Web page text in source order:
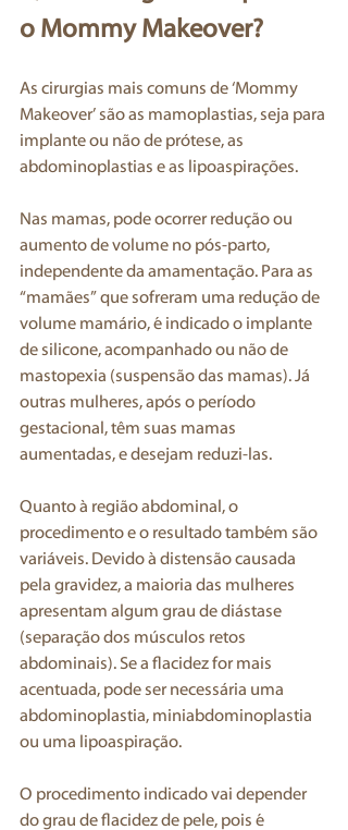
o Mommy Makeover?
As cirurgias mais comuns de ‘Mommy
Makeover’ são as mamoplastias, seja para
implante ou não de prótese, as
abdominoplastias e as lipoaspirações.
Nas mamas, pode ocorrer redução ou
aumento de volume no pós-parto,
independente da amamentação. Para as
“mamães” que sofreram uma redução de
volume mamário, é indicado o implante
de silicone, acompanhado ou não de
mastopexia (suspensão das mamas). Já
outras mulheres, após o período
gestacional, têm suas mamas
aumentadas, e desejam reduzi-las.
Quanto à região abdominal, o
procedimento e o resultado também são
variáveis. Devido à distensão causada
pela gravidez, a maioria das mulheres
apresentam algum grau de diástase
(separação dos músculos retos
abdominais). Se a flacidez for mais
acentuada, pode ser necessária uma
abdominoplastia, miniabdominoplastia
ou uma lipoaspiração.
O procedimento indicado vai depender
do grau de flacidez de pele, pois é